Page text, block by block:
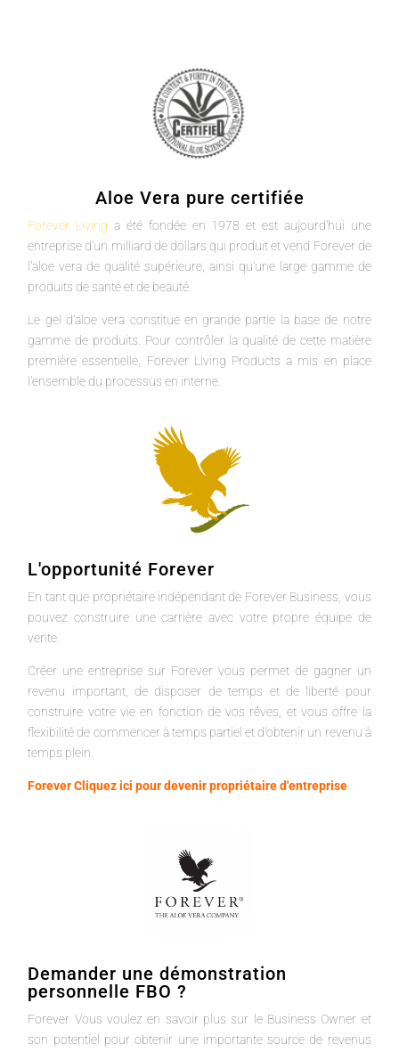
Aloe Vera pure certifiée
Forever Living a été fondée en 1978 et est aujourd'hui une
entreprise d'un milliard de dollars qui produit et vend Forever de
l'aloe vera de qualité supérieure, ainsi qu'une large gamme de
produits de santé et de beauté.
Le gel d'aloe vera constitue en grande partie la base de notre
gamme de produits. Pour contrôler la qualité de cette matière
première essentielle, Forever Living Products a mis en place
l'ensemble du processus en interne.
L'opportunité Forever
En tant que propriétaire indépendant de Forever Business, vous
pouvez construire une carrière avec votre propre équipe de
vente.
Créer une entreprise sur Forever vous permet de gagner un
revenu important, de disposer de temps et de liberté pour
construire votre vie en fonction de vos rêves, et vous offre la
flexibilité de commencer à temps partiel et d'obtenir un revenu à
temps plein.
Forever Cliquez ici pour devenir propriétaire d'entreprise
Demander une démonstration
personnelle FBO ?
Forever Vous voulez en savoir plus sur le Business Owner et
son potentiel pour obtenir une importante source de revenus